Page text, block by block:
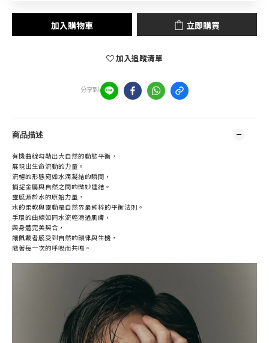
加入購物車 立即購買
加入追蹤清單
分享到
商品描述
有機曲線勾勒出大自然的動態平衡，
展現出生命流動的力量。
流暢的形態宛如水滴凝結的瞬間，
捕捉金屬與自然之間的微妙連結。
靈感源於水的原始力量，
水的柔軟與靈動是自然界最純粹的平衡法則。
手環的曲線如同水流輕滑過肌膚，
與身體完美契合，
讓佩戴者感受到自然的韻律與生機，
隨著每一次的呼吸而共鳴。